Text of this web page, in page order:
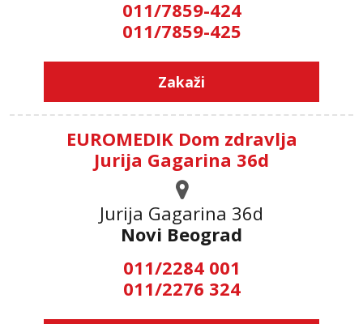
011/7859-424
011/7859-425
Zakaži
EUROMEDIK Dom zdravlja
Jurija Gagarina 36d
Jurija Gagarina 36d
Novi Beograd
011/2284 001
011/2276 324